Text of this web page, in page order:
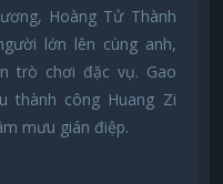
Hoàng Tử Thành
lớn lên cùng anh,
trò chơi đặc vụ. Gao
thành công Huang Zi
mưu gián điệp.